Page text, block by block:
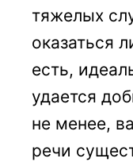
тяжелых
оказаться
есть,
удается
не менее,
речи